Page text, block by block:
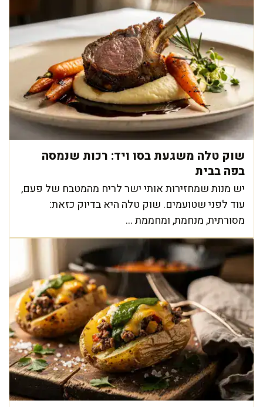
שוק טלה משגעת בסו ויד: רכות שנמסה
בפה בבית
יש מנות שמחזירות אותי ישר לריח מהמטבח של פעם,
עוד לפני שטועמים. שוק טלה היא בדיוק כזאת:
מסורתית, מנחמת, ומחממת ...